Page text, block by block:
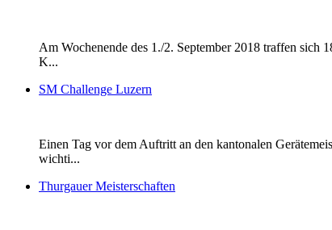
Am Wochenende des 1./2. September 2018 traffen sich
K...
SM Challenge Luzern
Einen Tag vor dem Auftritt an den kantonalen
wichti...
Thurgauer Meisterschaften